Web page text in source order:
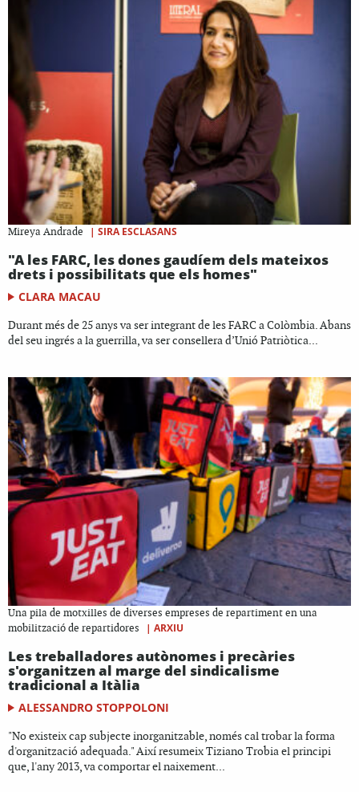
Mireya Andrade | SIRA ESCLASANS
"A les FARC, les dones gaudíem dels mateixos
drets i possibilitats que els homes"
CLARA MACAU
Durant més de 25 anys va ser integrant de les FARC a Colòmbia. Abans
del seu ingrés a la guerrilla, va ser consellera d’Unió Patriòtica...
Una pila de motxilles de diverses empreses de repartiment en una
mobilització de repartidores
| ARXIU
Les treballadores autònomes i precàries
s'organitzen al marge del sindicalisme
tradicional a Itàlia
ALESSANDRO STOPPOLONI
"No existeix cap subjecte inorganitzable, només cal trobar la forma
d'organització adequada." Així resumeix Tiziano Trobia el principi
que, l'any 2013, va comportar el naixement...